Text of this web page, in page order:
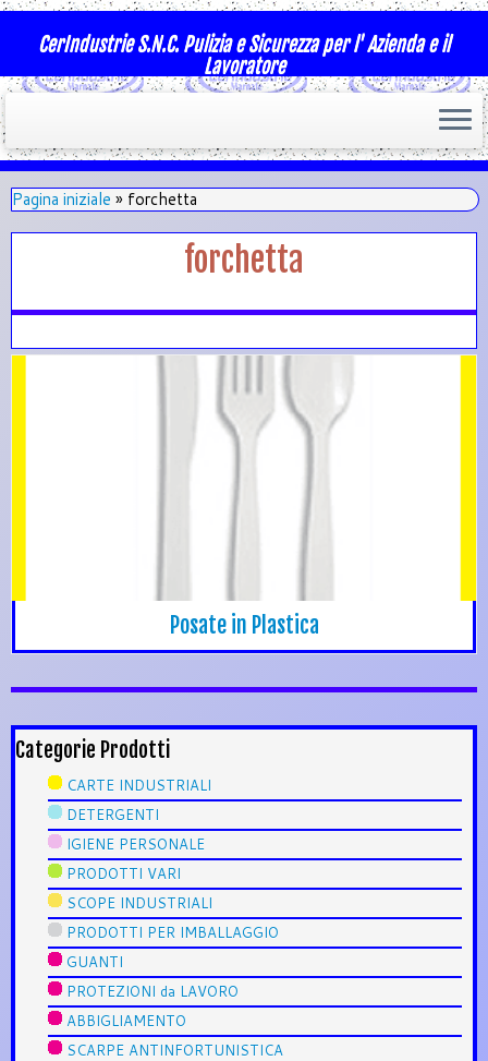
CerIndustrie S.N.C. Pulizia e Sicurezza per l' Azienda e il
Lavoratore
Pagina iniziale » forchetta
forchetta
Posate in Plastica
Categorie Prodotti
CARTE INDUSTRIALI
DETERGENTI
IGIENE PERSONALE
PRODOTTI VARI
SCOPE INDUSTRIALI
PRODOTTI PER IMBALLAGGIO
GUANTI
PROTEZIONI da LAVORO
ABBIGLIAMENTO
SCARPE ANTINFORTUNISTICA